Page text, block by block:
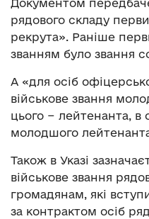
Документом
рядового складу
рекрута». Раніше
званням було звання
А «для осіб
військове звання
цього − лейтенанта,
молодшого
Також в Указі
військове звання
громадянам, які
за контрактом осіб